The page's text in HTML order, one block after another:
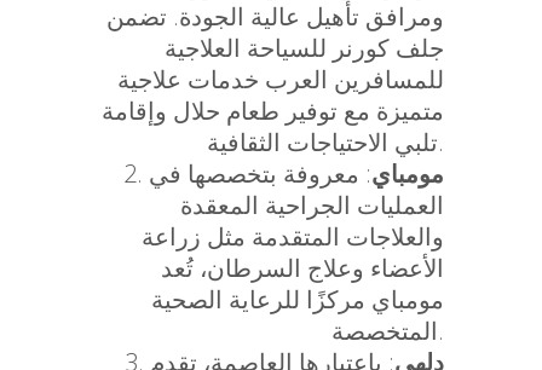
ومرافق تأهيل عالية الجودة. تضمن
جلف كورنر للسياحة العلاجية
للمسافرين العرب خدمات علاجية
متميزة مع توفير طعام حلال وإقامة
تلبي الاحتياجات الثقافية.
مومباي: معروفة بتخصصها في
العمليات الجراحية المعقدة
والعلاجات المتقدمة مثل زراعة
الأعضاء وعلاج السرطان، تُعد
مومباي مركزًا للرعاية الصحية
المتخصصة.
دلهي: باعتبارها العاصمة، تقدم